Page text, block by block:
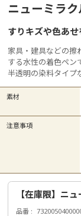
ニューミラ
すりキズや色あせ
家具・建具などの擦
する水性の着色ペン
半透明の染料タイプ
素材
注意事項
【在庫限】ニ
品番